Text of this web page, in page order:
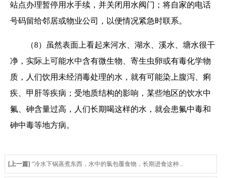
站点办理暂停用水手续，并关闭用水阀门；将自家的电话
号码留给邻居或物业公司，以便情况紧急时联系。
（8）虽然表面上看起来河水、湖水、溪水、塘水很干
净，实际上可能水中含有微生物、寄生虫卵或有毒化学物
质，人们饮用未经消毒处理的水，就有可能染上腹泻、痢
疾、甲肝等疾病；受地质结构的影响，某些地区的饮水中
氟、砷含量过高，人们长期喝这样的水，就会患氟中毒和
砷中毒等地方病。
[上一篇] “冷水下锅蒸煮东西，水中的氯包覆食物，长期进食这种...